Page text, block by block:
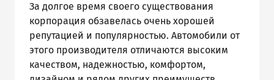
За долгое время своего существования
корпорация обзавелась очень хорошей
репутацией и популярностью. Автомобили от
этого производителя отличаются высоким
качеством, надежностью, комфортом,